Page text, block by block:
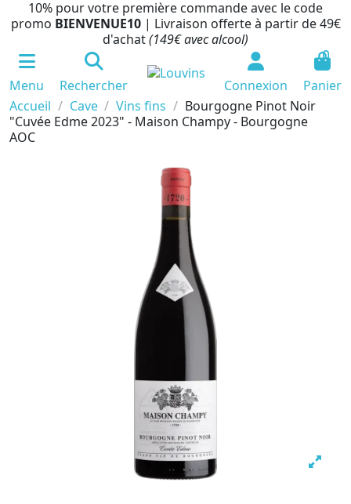
10% pour votre première commande avec le code
promo BIENVENUE10 | Livraison offerte à partir de 49€
d'achat(149€ avec alcool)
Menu Rechercher Connexion
0
Panier
Accueil
Cave Vins fins
Bourgogne Pinot Noir
"Cuvée Edme 2023" - Maison Champy - Bourgogne
AOC